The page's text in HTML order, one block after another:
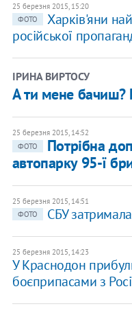
25 березня 2015, 15:20
ФОТО
Харків'яни
російської
ІРИНА ВИРТОСУ
А ти мене бачиш?
25 березня 2015, 14:52
ФОТО
Потрібна
автопарку 95-ї
25 березня 2015, 14:51
ФОТО
СБУ
25 березня 2015, 14:23
У Краснодон
боєприпасами з